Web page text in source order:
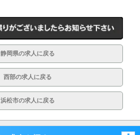
静岡県の求人に戻る
西部の求人に戻る
浜松市の求人に戻る